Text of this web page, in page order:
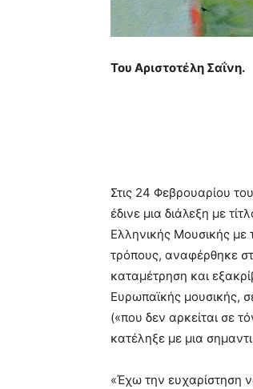
Του Αριστοτέλη Σαΐνη.
Στις 24 Φεβρουαρίου
έδινε μια διάλεξη με
Ελληνικής Μουσικής με
τρόπους, αναφέρθηκε
καταμέτρηση και
Ευρωπαϊκής μουσικής,
(«που δεν αρκείται σε
κατέληξε με μια
«Έχω την ευχαρίστηση